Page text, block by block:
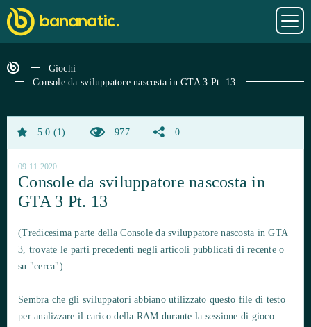
Giochi
Console da sviluppatore nascosta in GTA 3 Pt. 13
5.0 1 977 0
09.11.2020
Console da sviluppatore nascosta in
GTA 3 Pt. 13
(Tredicesima parte della Console da sviluppatore nascosta in GTA
3, trovate le parti precedenti negli articoli pubblicati di recente o
su "cerca")
Sembra che gli sviluppatori abbiano utilizzato questo file di testo
per analizzare il carico della RAM durante la sessione di gioco.